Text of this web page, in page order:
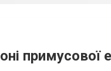
примусової